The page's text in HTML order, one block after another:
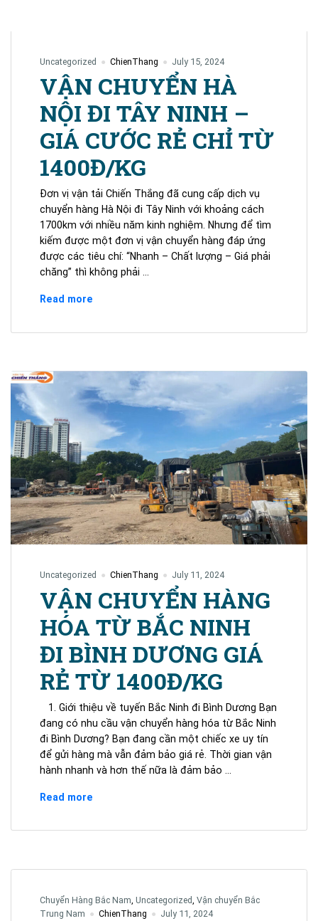
Uncategorized ChienThang July 15, 2024
VẬN CHUYỂN HÀ
NỘI ĐI TÂY NINH –
GIÁ CƯỚC RẺ CHỈ TỪ
1400Đ/KG
Đơn vị vận tải Chiến Thắng đã cung cấp dịch vụ
chuyển hàng Hà Nội đi Tây Ninh với khoảng cách
1700km với nhiều năm kinh nghiệm. Nhưng để tìm
kiếm được một đơn vị vận chuyển hàng đáp ứng
được các tiêu chí: “Nhanh – Chất lượng – Giá phải
chăng” thì không phải …
Read more
HÀ
NINH
–
GIÁ
CƯỚC
RẺ
CHỈ
TỪ
1400Đ/KG
Uncategorized ChienThang July 11, 2024
VẬN CHUYỂN HÀNG
HÓA TỪ BẮC NINH
ĐI BÌNH DƯƠNG GIÁ
RẺ TỪ 1400Đ/KG
1. Giới thiệu về tuyến Bắc Ninh đi Bình Dương Bạn
đang có nhu cầu vận chuyển hàng hóa từ Bắc Ninh
đi Bình Dương? Bạn đang cần một chiếc xe uy tín
để gửi hàng mà vẫn đảm bảo giá rẻ. Thời gian vận
hành nhanh và hơn thế nữa là đảm bảo …
Read more
HÀNG
ĐI
Chuyển Hàng Bắc Nam Uncategorized Vận chuyển Bắc
Trung Nam
ChienThang July 11, 2024